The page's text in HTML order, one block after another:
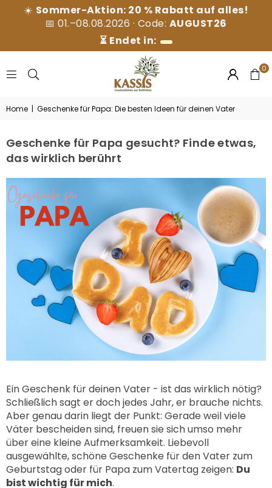
☀️ Sommer-Aktion: 20 % Rabatt auf alles!
📅 01.–08.08.2026 · Code: AUGUST26
⏳ Endet in:
KASSIS
GESCHENKARTIKEL
0
Home | Geschenke für Papa: Die besten Ideen für deinen Vater
Geschenke für Papa gesucht? Finde etwas,
das wirklich berührt
Ein Geschenk für deinen Vater - ist das wirklich nötig?
Schließlich sagt er doch jedes Jahr, er brauche nichts.
Aber genau darin liegt der Punkt: Gerade weil viele
Väter bescheiden sind, freuen sie sich umso mehr
über eine kleine Aufmerksamkeit. Liebevoll
ausgewählte, schöne Geschenke für den Vater zum
Geburtstag oder für Papa zum Vatertag zeigen: Du
bist wichtig für mich.